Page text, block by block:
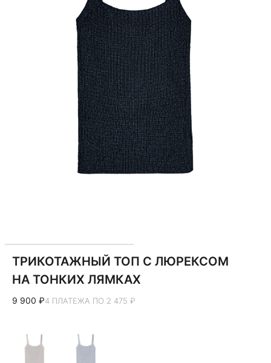
ТРИКОТАЖНЫЙ ТОП С ЛЮРЕКСОМ
НА ТОНКИХ ЛЯМКАХ
9 900 ₽4 ПЛАТЕЖА ПО 2 475 ₽